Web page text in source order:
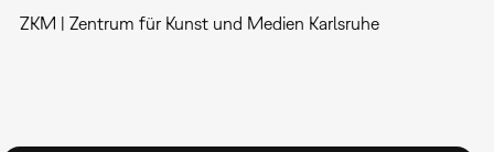
ZKM | Zentrum für Kunst und Medien Karlsruhe